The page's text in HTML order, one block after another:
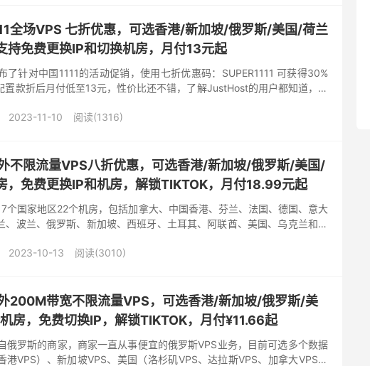
全场VPS 七折优惠，可选香港/新加坡/俄罗斯/美国/荷兰
持免费更换IP和切换机房，月付13元起
了针对中国1111的活动促销，使用七折优惠码：SUPER1111 可获得30%
置款折后月付低至13元，性价比还不错，了解JustHost的用户都知道，商
2023-11-10 阅读(1316)
不限流量VPS八折优惠，可选香港/新加坡/俄罗斯/美国/
，免费更换IP和机房，解锁TIKTOK，月付18.99元起
个国家地区22个机房，包括加拿大、中国香港、芬兰、法国、德国、意大
、波兰、俄罗斯、新加坡、西班牙、土耳其、阿联酋、美国、乌克兰和英
2023-10-13 阅读(3010)
200M带宽不限流量VPS，可选香港/新加坡/俄罗斯/美
房，免费切换IP，解锁TIKTOK，月付¥11.66起
俄罗斯的商家，商家一直从事便宜的俄罗斯VPS业务，目前可选多个数据
港VPS）、新加坡VPS、美国（洛杉矶VPS、达拉斯VPS、加拿大VPS、